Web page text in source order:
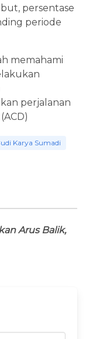
persentase
periode
memahami
perjalanan
Karya Sumadi
Arus Balik,